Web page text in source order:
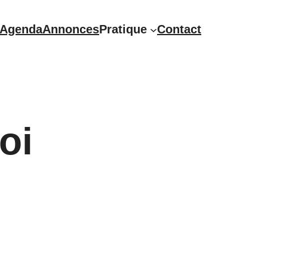
AgendaAnnoncesPratique Contact